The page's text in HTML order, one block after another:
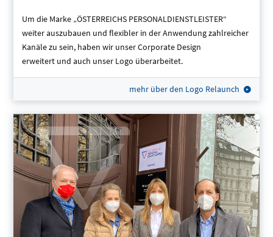
Um die Marke „ÖSTERREICHS PERSONALDIENSTLEISTER“
weiter auszubauen und flexibler in der Anwendung zahlreicher
Kanäle zu sein, haben wir unser Corporate Design
erweitert und auch unser Logo überarbeitet.
mehr über den Logo Relaunch